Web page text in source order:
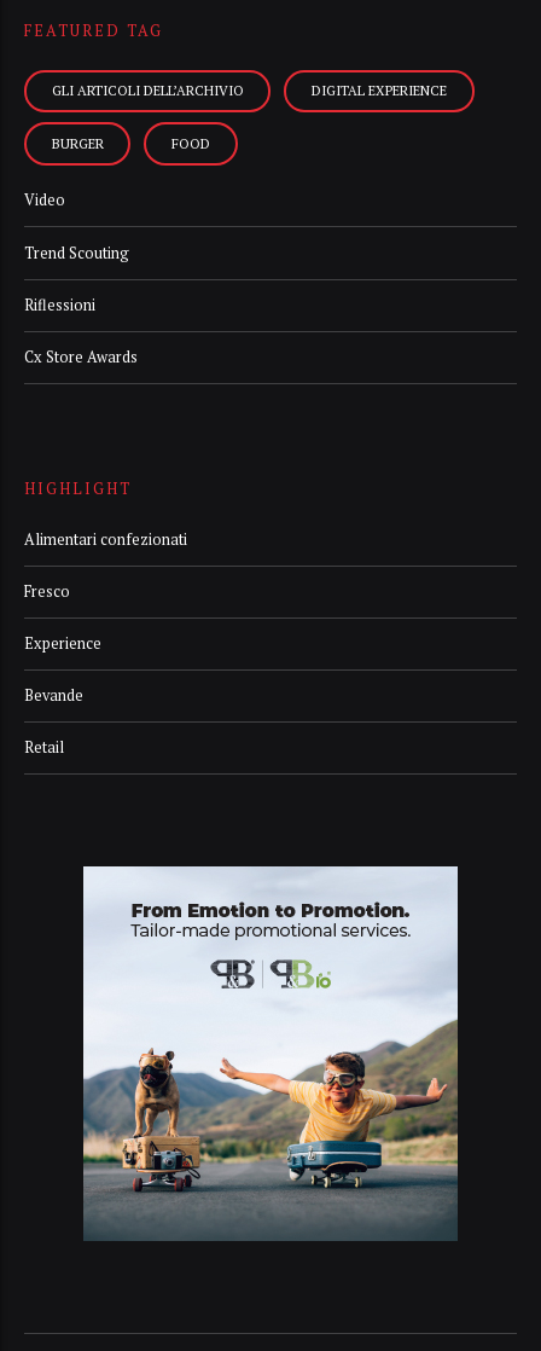
FEATURED TAG
GLI ARTICOLI DELL’ARCHIVIO DIGITAL EXPERIENCE
BURGER FOOD
Video
Trend Scouting
Riflessioni
Cx Store Awards
HIGHLIGHT
Alimentari confezionati
Fresco
Experience
Bevande
Retail